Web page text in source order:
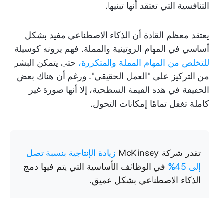
التنافسية التي تعتقد أنها تبنيها.
يعتقد معظم القادة أن الذكاء الاصطناعي مفيد بشكل
أساسي في المهام الروتينية والمملة. فهم يرونه كوسيلة
للتخلص من المهام المملة والمتكررة، حتى يتمكن البشر
من التركيز على "العمل الحقيقي". ورغم أن هناك بعض
الحقيقة في هذه القيمة السطحية، إلا أنها صورة غير
كاملة تغفل تمامًا إمكانات التحول.
تقدر شركة McKinsey
زيادة الإنتاجية بنسبة تصل
إلى 45
% في الوظائف الأساسية التي يتم فيها دمج
الذكاء الاصطناعي بشكل عميق.